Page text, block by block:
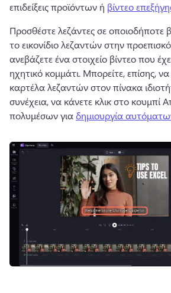
επιδείξεις προϊόντων ή βίντεο
Προσθέστε λεζάντες σε οποιοδήποτε
το εικονίδιο λεζαντών στην
ανεβάζετε ένα στοιχείο βίντεο που
ηχητικό κομμάτι. Μπορείτε, επίσης,
καρτέλα λεζαντών στον πίνακα
συνέχεια, να κάνετε κλικ στο
πολυμέσων για δημιουργία